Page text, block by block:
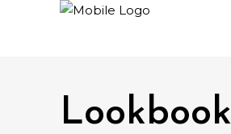
Lookbook